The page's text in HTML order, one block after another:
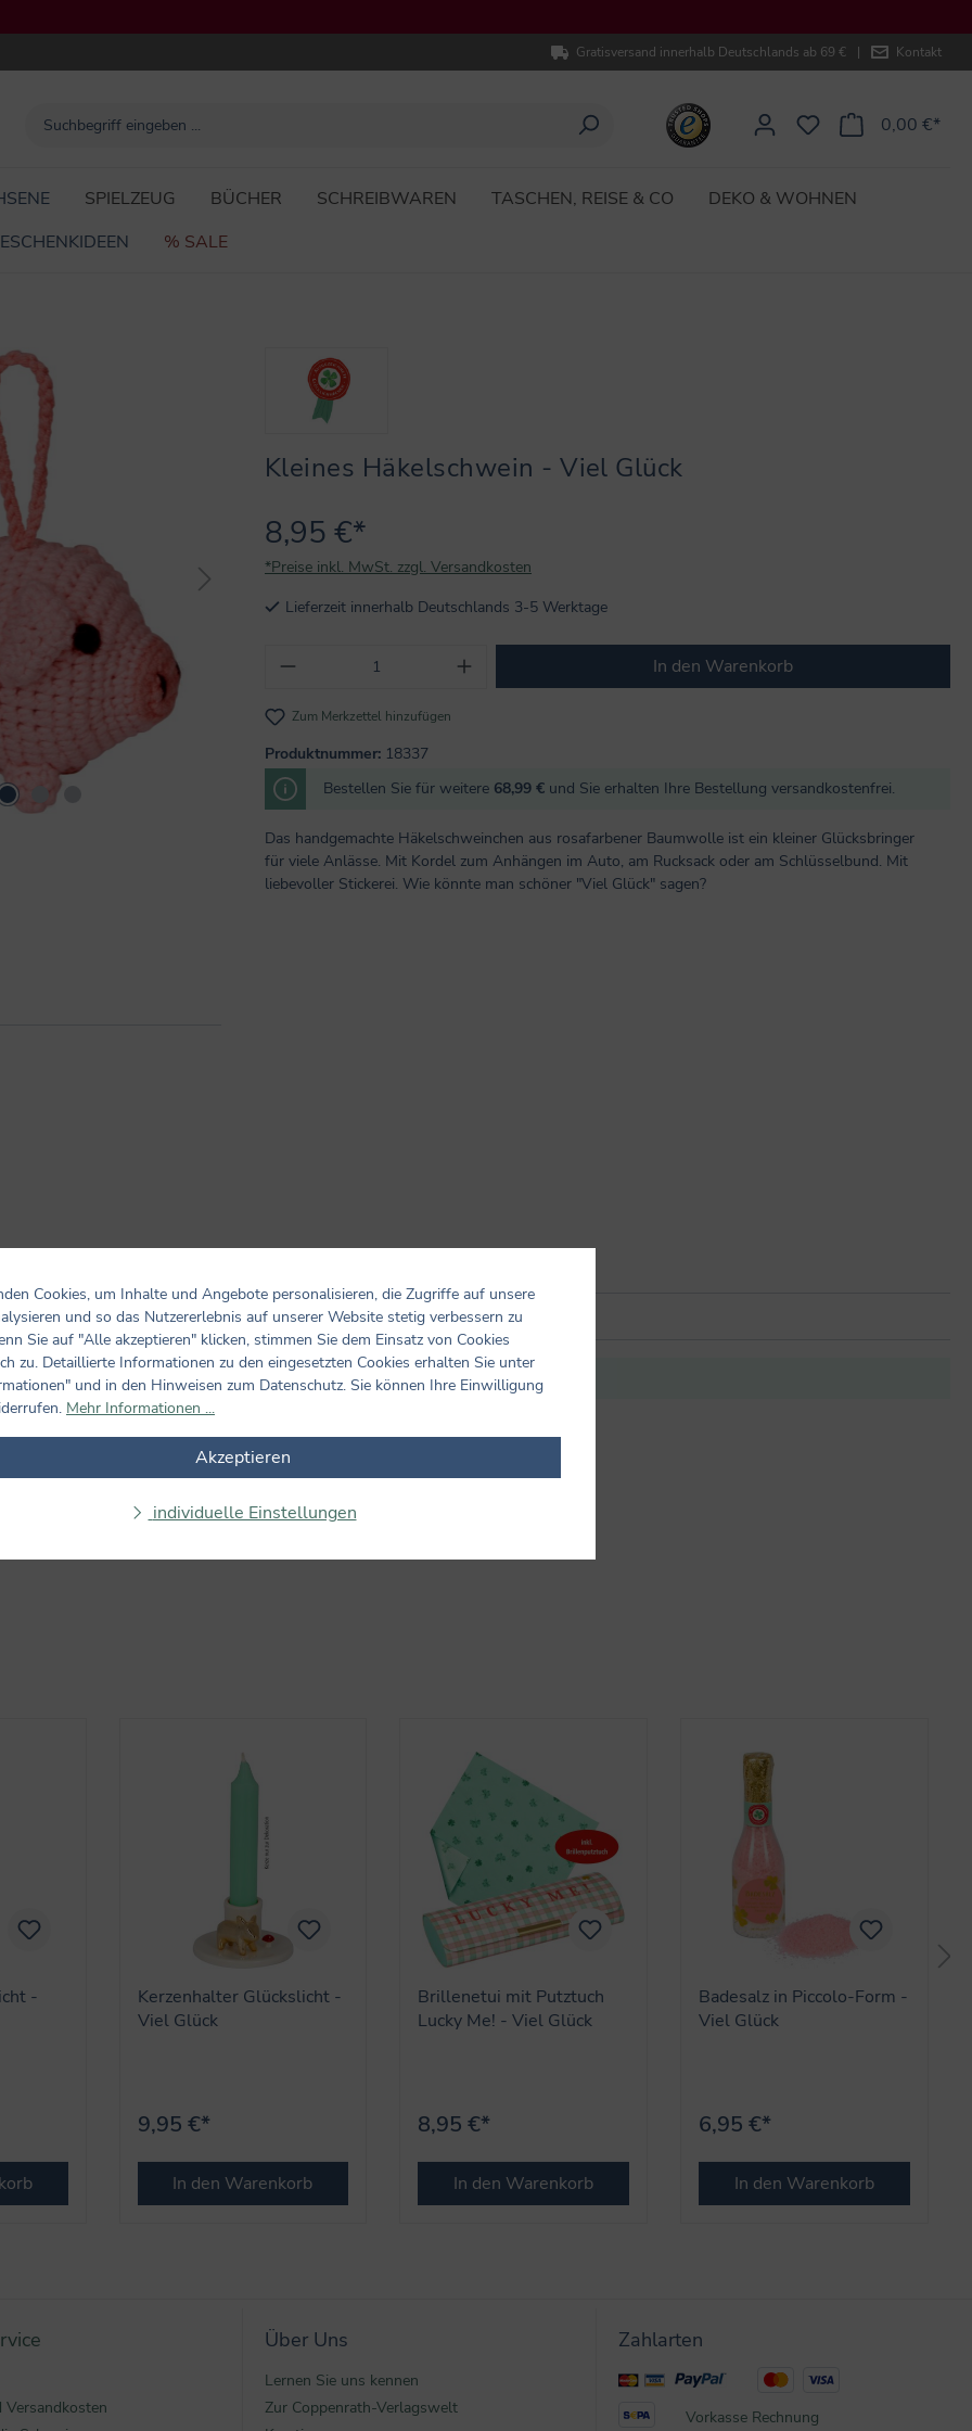
Gratisversand innerhalb Deutschlands ab 69 € | Kontakt
0,00 €*
SPIELZEUG BÜCHER SCHREIBWAREN TASCHEN, REISE & CO
DEKO & WOHNEN
% SALE
Kleines Häkelschwein - Viel Glück
8,95 €*
*Preise inkl. MwSt. zzgl. Versandkosten
Lieferzeit innerhalb Deutschlands 3-5 Werktage
Produkt Anzahl: Gib den gewünschten Wert ein oder
In den Warenkorb
Zum Merkzettel hinzufügen
Produktnummer: 18337
Bestellen Sie für weitere 68,99 € und Sie erhalten Ihre Bestellung versandkostenfrei.
Das handgemachte Häkelschweinchen aus rosafarbener Baumwolle ist ein kleiner Glücksbringer
für viele Anlässe. Mit Kordel zum Anhängen im Auto, am Rucksack oder am Schlüsselbund. Mit
liebevoller Stickerei. Wie könnte man schöner "Viel Glück" sagen?
Bewertungen nur in der aktuellen Sprache anzeigen.
Keine Bewertungen gefunden. Teilen Sie Ihre Erfahrungen mit anderen.
-
Kerzenhalter Glückslicht -
Viel Glück
9,95 €*
In den Warenkorb
Brillenetui mit Putztuch
Lucky Me! - Viel Glück
8,95 €*
In den Warenkorb
Badesalz in Piccolo-Form -
Viel Glück
6,95 €*
In den Warenkorb
Versandkosten
Über Uns
Lernen Sie uns kennen
Zur Coppenrath-Verlagswelt
Zahlarten
Vorkasse Rechnung
Cookies, um Inhalte und Angebote personalisieren, die Zugriffe auf unsere
und so das Nutzererlebnis auf unserer Website stetig verbessern zu
Sie auf "Alle akzeptieren" klicken, stimmen Sie dem Einsatz von Cookies
zu. Detaillierte Informationen zu den eingesetzten Cookies erhalten Sie unter
und in den Hinweisen zum Datenschutz. Sie können Ihre Einwilligung
Mehr Informationen ...
Akzeptieren
individuelle Einstellungen